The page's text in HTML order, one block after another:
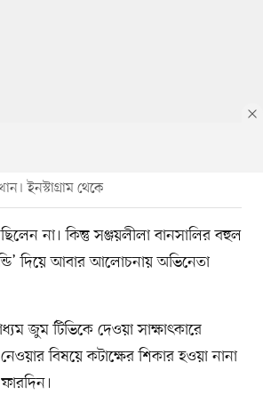
ইনস্টাগ্রাম থেকে
না। কিন্তু সঞ্জয়লীলা বানসালির বহুল
দিয়ে আবার আলোচনায় অভিনেতা
জুম টিভিকে দেওয়া সাক্ষাৎকারে
বিষয়ে কটাক্ষের শিকার হওয়া নানা